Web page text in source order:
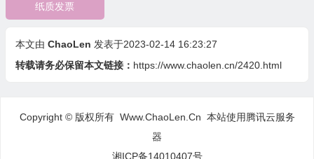
纸质发票
本文由 ChaoLen 发表于2023-02-14 16:23:27
转载请务必保留本文链接： https://www.chaolen.cn/2420.html
Copyright © 版权所有 Www.ChaoLen.Cn 本站使用腾讯云服务
器
湘ICP备14010407号